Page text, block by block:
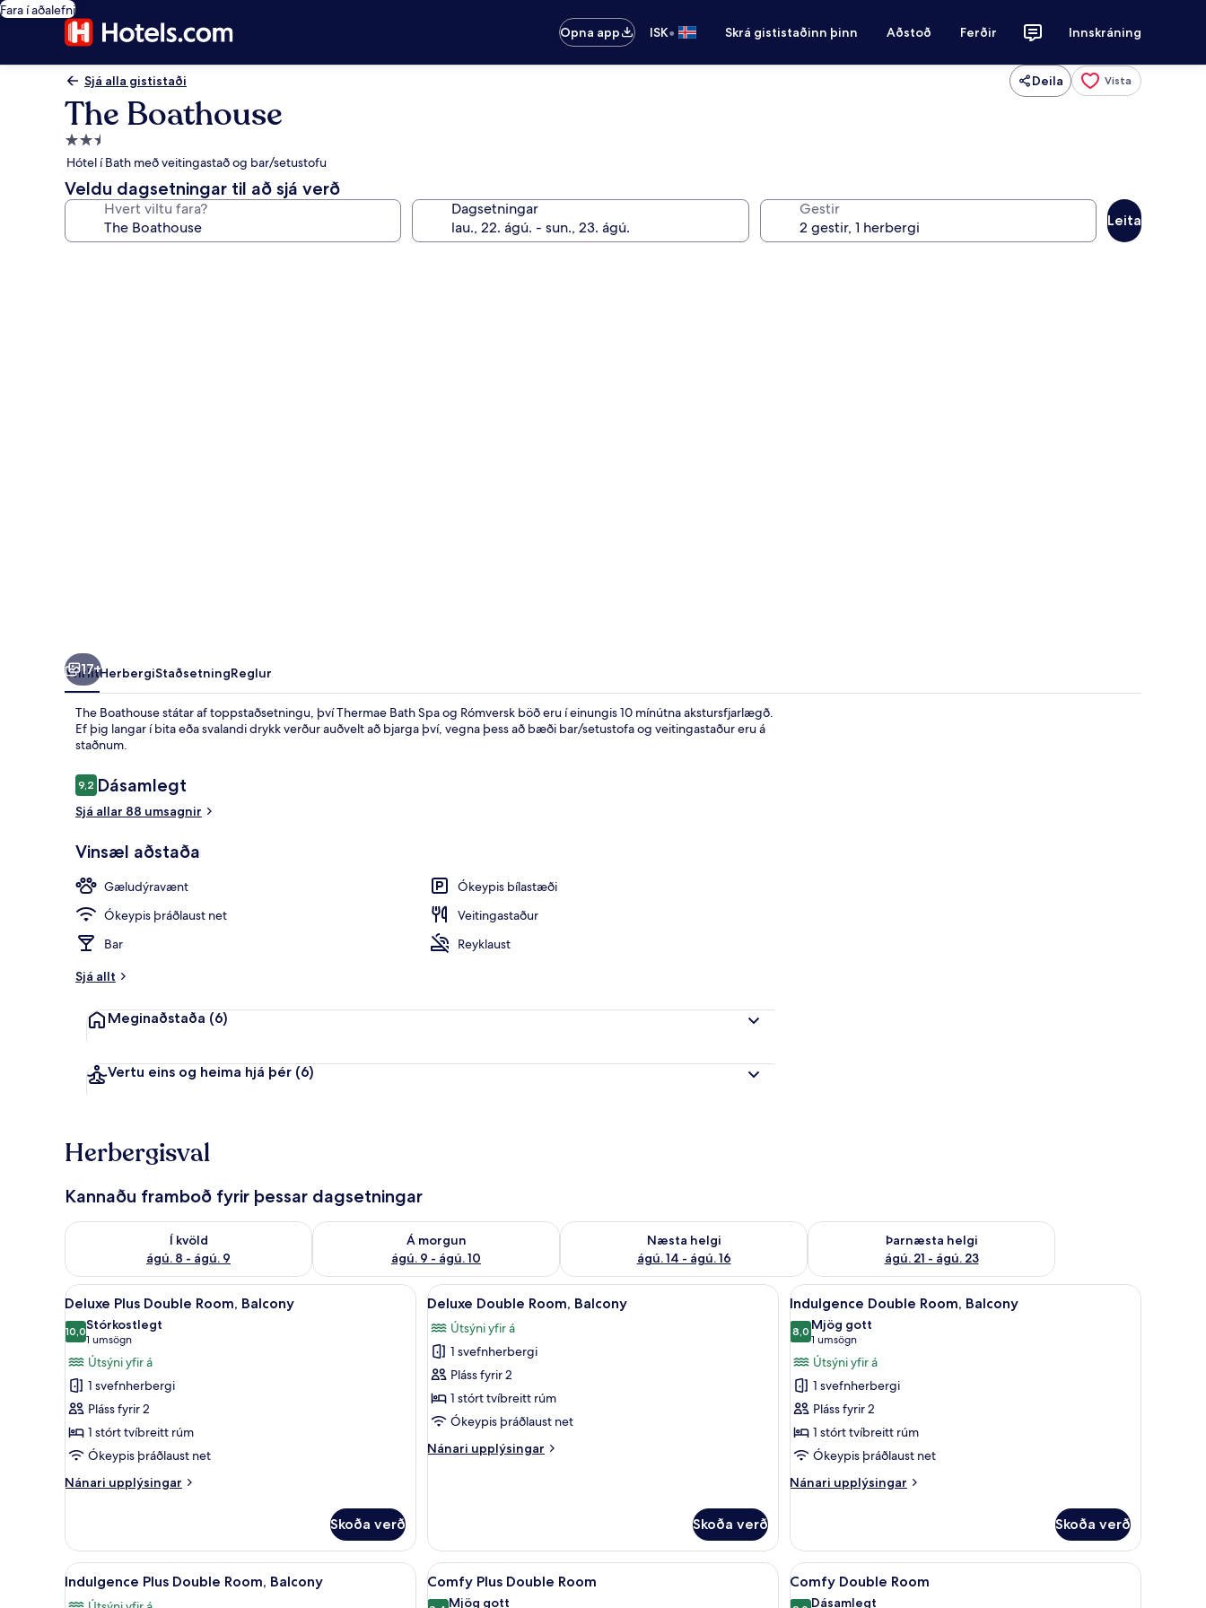
Fara í aðalefni
Opna app
ISK• Skrá gististaðinn þinn Aðstoð Ferðir Innskráning
Sjá alla gististaði Deila Vista
The Boathouse
2.5
stjörnu
gististaður
Hótel í Bath með veitingastað og bar/setustofu
Veldu dagsetningar til að sjá verð
Hvert viltu fara? Dagsetningar Gestir
Leita
17+
YfirlitHerbergiStaðsetningReglur
The Boathouse státar af toppstaðsetningu, því Thermae Bath Spa og Rómversk böð eru í einungis 10 mínútna akstursfjarlægð.
Ef þig langar í bita eða svalandi drykk verður auðvelt að bjarga því, vegna þess að bæði bar/setustofa og veitingastaður eru á
staðnum.
Umsagnir
9,29,2 af 10
Dásamlegt
Sjá allar 88 umsagnir
Vinsæl aðstaða
Gæludýravænt
Ókeypis bílastæði
Ókeypis þráðlaust net
Veitingastaður
Bar
Reyklaust
Sjá allt
Meginaðstaða (6)
Vertu eins og heima hjá þér (6)
Herbergisval
Kannaðu framboð fyrir þessar dagsetningar
Í kvöld
ágú. 8 - ágú. 9
Athuga framboð í kvöld ágú. 8 - ágú. 9
Á morgun
ágú. 9 - ágú. 10
Athuga framboð á morgun ágú. 9 - ágú. 10
Næsta helgi
ágú. 14 - ágú. 16
Athuga framboð næstu helgi ágú. 14 - ágú. 16
Þarnæsta helgi
ágú. 21 - ágú. 23
Athuga framboð þarnæstu helgi ágú. 21 - ágú. 23
Skoða
allar
myndir
fyrir
Deluxe
Plus
Double
Room,
Balcony
Ofnæmisprófaður sængurfatnaður, vinnuaðstaða fyrir fartölvur
6
Deluxe Plus Double Room, Balcony
10,010,0 af 10
Stórkostlegt
1 umsögn
(1
umsögn)
Útsýni yfir á
1 svefnherbergi
Pláss fyrir 2
1 stórt tvíbreitt rúm
Ókeypis þráðlaust net
Nánari upplýsingar
Nánari
Plus
Double
Room,
Balcony
Skoða verð
Skoða
allar
myndir
fyrir
Deluxe
Double
Room,
Deluxe Double Room, Balcony | Ofnæmisprófaður sængurfatnaður, vinnuaðstaða fyrir fartölvur
7
Deluxe Double Room, Balcony
Útsýni yfir á
1 svefnherbergi
Pláss fyrir 2
1 stórt tvíbreitt rúm
Ókeypis þráðlaust net
Nánari upplýsingar
Nánari
Balcony
Skoða verð
Skoða
allar
myndir
fyrir
Indulgence
Double
Room,
Balcony
Indulgence Double Room, Balcony |
7
Indulgence Double Room, Balcony
8,08,0 af 10
Mjög gott
1 umsögn
(1
umsögn)
Útsýni yfir á
1 svefnherbergi
Pláss fyrir 2
1 stórt tvíbreitt rúm
Ókeypis þráðlaust net
Nánari upplýsingar
Nánari
Double
Room,
Balcony
Skoða verð
Skoða
allar
Indulgence Plus Double Room, Balcony | Ofnæmisprófaður sængurfatnaður, vinnuaðstaða fyrir fartölvur
7
Indulgence Plus Double Room, Balcony
Skoða
allar
Comfy Plus Double Room | Ofnæmisprófaður sængurfatnaður, vinnuaðstaða fyrir fartölvur
5
Comfy Plus Double Room
Mjög gott
Skoða
allar
Ofnæmisprófaður sængurfatnaður,
5
Comfy Double Room
Dásamlegt